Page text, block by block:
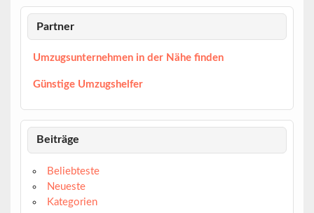
Partner
Umzugsunternehmen in der Nähe finden
Günstige Umzugshelfer
Beiträge
Beliebteste
Neueste
Kategorien